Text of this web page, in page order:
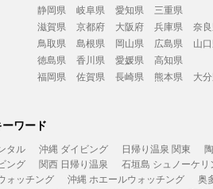
静岡県 岐阜県 愛知県
三重県
滋賀県 京都府 大阪府 兵庫県 奈
鳥取県 島根県 岡山県 広島県
山
徳島県 香川県 愛媛県
高知県
福岡県 佐賀県 長崎県 熊本県 大
ワード
タル 沖縄 ダイビング 日帰り温泉 関東
ング
関西 日帰り温泉 石垣島 シュノーケリ
ォッチング
沖縄 ホエールウォッチング 奥